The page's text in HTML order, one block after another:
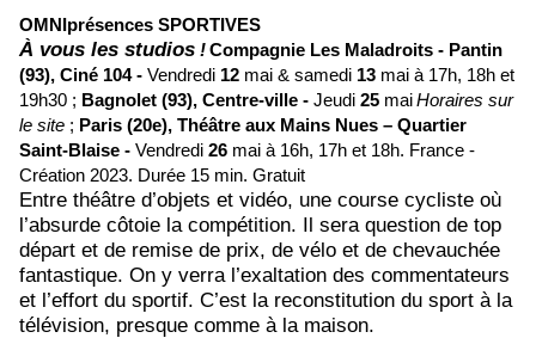
OMNIprésences SPORTIVES
À vous les studios !Compagnie Les Maladroits - Pantin
(93), Ciné 104 - Vendredi 12 mai & samedi 13 mai à 17h, 18h et
19h30 ; Bagnolet (93), Centre-ville - Jeudi 25 maiHoraires sur
le site ; Paris (20e), Théâtre aux Mains Nues – Quartier
Saint-Blaise - Vendredi 26 mai à 16h, 17h et 18h. France -
Création 2023. Durée 15 min. Gratuit
Entre théâtre d’objets et vidéo, une course cycliste où
l’absurde côtoie la compétition. Il sera question de top
départ et de remise de prix, de vélo et de chevauchée
fantastique. On y verra l’exaltation des commentateurs
et l’effort du sportif. C’est la reconstitution du sport à la
télévision, presque comme à la maison.